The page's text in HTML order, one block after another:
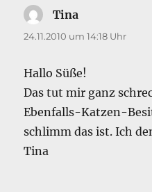
Tina
24.11.2010 um 14:18 Uhr
Hallo Süße!
Das tut mir ganz
Ebenfalls-Katzen-
schlimm das ist. Ich
Tina